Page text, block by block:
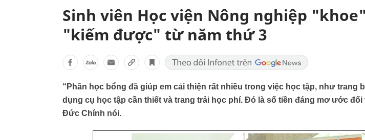
Sinh viên Học viện Nông nghiệp
"kiếm được" từ năm thứ 3
“Phần học bổng đã giúp em cải thiện rất nhiều trong việc học tập, như trang
dụng cụ học tập cần thiết và trang trải học phí. Đó là số tiền đáng mơ ước đối
Đức Chính nói.